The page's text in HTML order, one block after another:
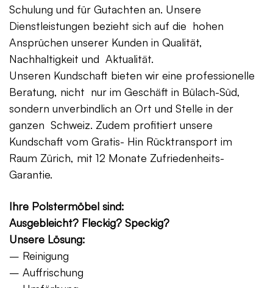
Schulung und für Gutachten an. Unsere
Dienstleistungen bezieht sich auf die hohen
Ansprüchen unserer Kunden in Qualität,
Nachhaltigkeit und Aktualität.
Unseren Kundschaft bieten wir eine professionelle
Beratung, nicht nur im Geschäft in Bülach-Süd,
sondern unverbindlich an Ort und Stelle in der
ganzen Schweiz. Zudem profitiert unsere
Kundschaft vom Gratis- Hin Rücktransport im
Raum Zürich, mit 12 Monate Zufriedenheits-
Garantie.
Ihre Polstermöbel sind:
Ausgebleicht? Fleckig? Speckig?
Unsere Lösung:
– Reinigung
– Auffrischung